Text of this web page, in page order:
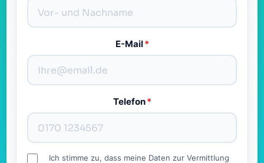
E-Mail*
Telefon*
Ich stimme zu, dass meine Daten zur Vermittlung